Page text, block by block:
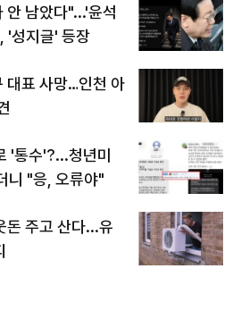
안 남았다"...'윤석
'성지글' 등장
대표 사망…인천 아
'통수'?...청년미
니 "응, 오류야"
돈 주고 산다...유